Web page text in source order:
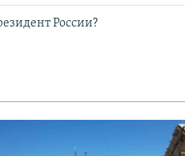
России?